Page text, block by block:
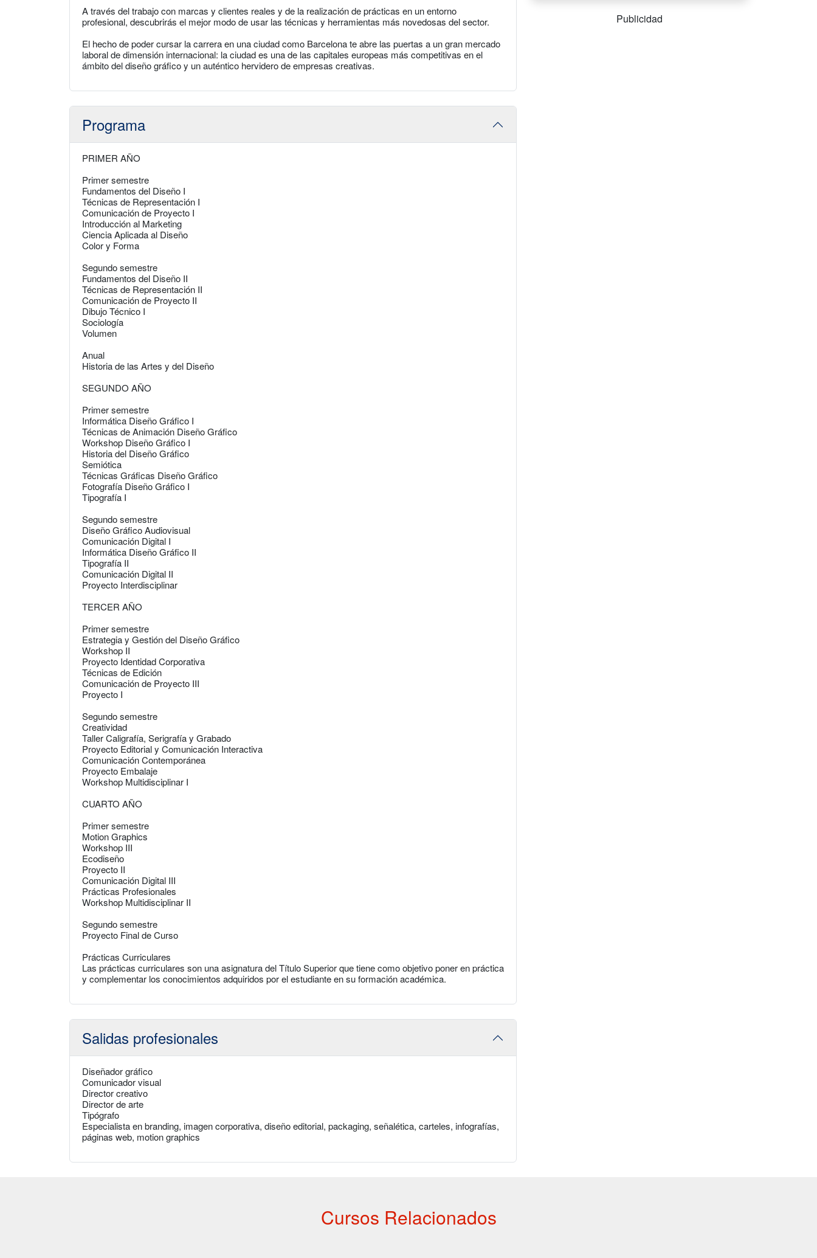
A través del trabajo con marcas y clientes reales y de la realización de prácticas en un entorno
profesional, descubrirás el mejor modo de usar las técnicas y herramientas más novedosas del sector.
El hecho de poder cursar la carrera en una ciudad como Barcelona te abre las puertas a un gran mercado
laboral de dimensión internacional: la ciudad es una de las capitales europeas más competitivas en el
ámbito del diseño gráfico y un auténtico hervidero de empresas creativas.
Programa
PRIMER AÑO
Primer semestre
Fundamentos del Diseño I
Técnicas de Representación I
Comunicación de Proyecto I
Introducción al Marketing
Ciencia Aplicada al Diseño
Color y Forma
Segundo semestre
Fundamentos del Diseño II
Técnicas de Representación II
Comunicación de Proyecto II
Dibujo Técnico I
Sociología
Volumen
Anual
Historia de las Artes y del Diseño
SEGUNDO AÑO
Primer semestre
Informática Diseño Gráfico I
Técnicas de Animación Diseño Gráfico
Workshop Diseño Gráfico I
Historia del Diseño Gráfico
Semiótica
Técnicas Gráficas Diseño Gráfico
Fotografía Diseño Gráfico I
Tipografía I
Segundo semestre
Diseño Gráfico Audiovisual
Comunicación Digital I
Informática Diseño Gráfico II
Tipografía II
Comunicación Digital II
Proyecto Interdisciplinar
TERCER AÑO
Primer semestre
Estrategia y Gestión del Diseño Gráfico
Workshop II
Proyecto Identidad Corporativa
Técnicas de Edición
Comunicación de Proyecto III
Proyecto I
Segundo semestre
Creatividad
Taller Caligrafía, Serigrafía y Grabado
Proyecto Editorial y Comunicación Interactiva
Comunicación Contemporánea
Proyecto Embalaje
Workshop Multidisciplinar I
CUARTO AÑO
Primer semestre
Motion Graphics
Workshop III
Ecodiseño
Proyecto II
Comunicación Digital III
Prácticas Profesionales
Workshop Multidisciplinar II
Segundo semestre
Proyecto Final de Curso
Prácticas Curriculares
Las prácticas curriculares son una asignatura del Título Superior que tiene como objetivo poner en práctica
y complementar los conocimientos adquiridos por el estudiante en su formación académica.
Salidas profesionales
Diseñador gráfico
Comunicador visual
Director creativo
Director de arte
Tipógrafo
Especialista en branding, imagen corporativa, diseño editorial, packaging, señalética, carteles, infografías,
páginas web, motion graphics
Publicidad
Cursos Relacionados